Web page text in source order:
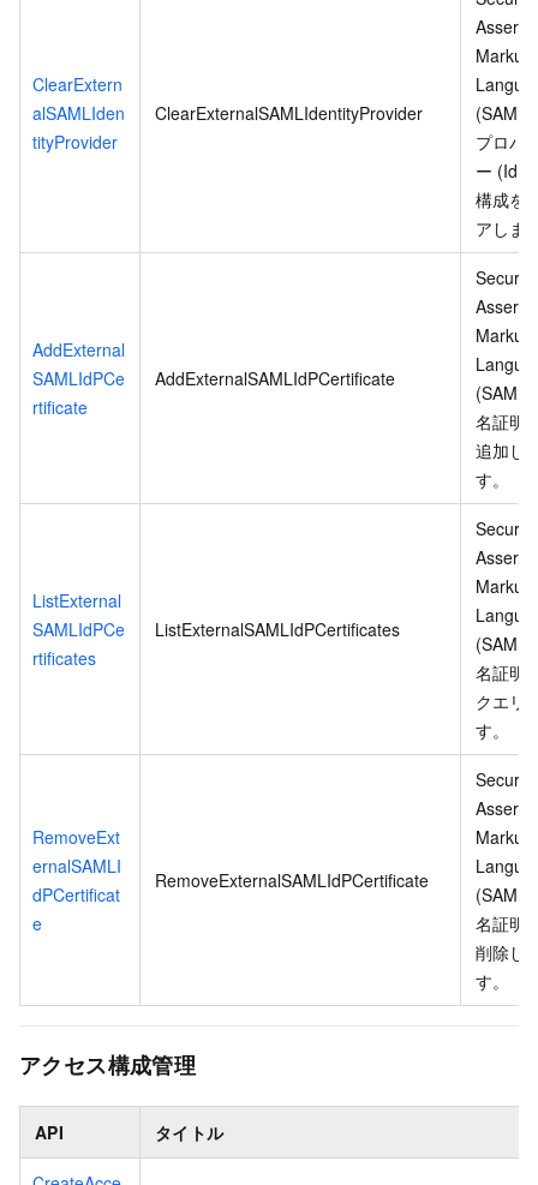
ClearExtern
alSAMLIden
tityProvider
ClearExternalSAMLIdentityProvider
Markup
(SAML)
プロバ
ー
構成を
アしま
AddExternal
SAMLIdPCe
rtificate
AddExternalSAMLIdPCertificate
Security
Markup
(SAML)
名証明
追加し
す。
ListExternal
SAMLIdPCe
rtificates
ListExternalSAMLIdPCertificates
Security
Markup
(SAML)
名証明
クエリ
す。
RemoveExt
ernalSAMLI
dPCertificat
e
RemoveExternalSAMLIdPCertificate
Security
Markup
(SAML)
名証明
削除し
す。
アクセス構成管理
API タイトル